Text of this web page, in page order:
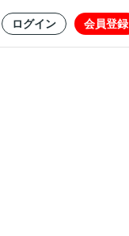
ログイン 会員登録